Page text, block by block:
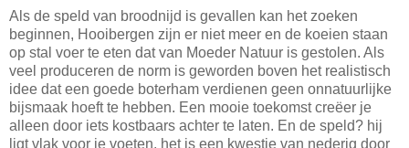
Als de speld van broodnijd is gevallen kan het zoeken
beginnen, Hooibergen zijn er niet meer en de koeien staan
op stal voer te eten dat van Moeder Natuur is gestolen. Als
veel produceren de norm is geworden boven het realistisch
idee dat een goede boterham verdienen geen onnatuurlijke
bijsmaak hoeft te hebben. Een mooie toekomst creëer je
alleen door iets kostbaars achter te laten. En de speld? hij
ligt vlak voor je voeten, het is een kwestie van nederig door